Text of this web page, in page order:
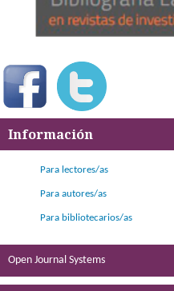
Información
Para lectores/as
Para autores/as
Para bibliotecarios/as
Open Journal Systems